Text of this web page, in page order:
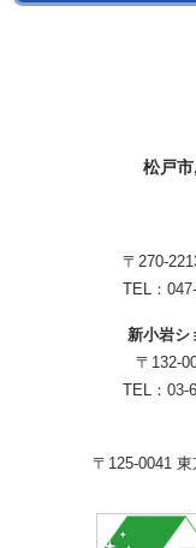
松戸
〒270-
TEL：
新小岩シ
〒132-
TEL： 03-
〒125-0041